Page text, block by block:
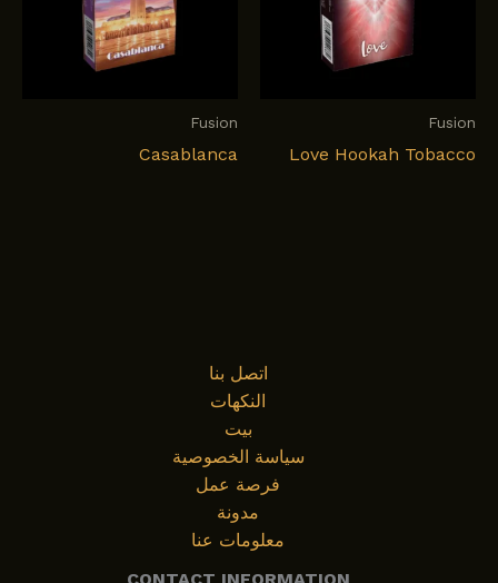
Fusion
Love Hookah Tobacco
Fusion
Casablanca
اتصل بنا
النكهات
بيت
سياسة الخصوصية
فرصة عمل
مدونة
معلومات عنا